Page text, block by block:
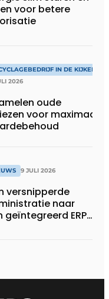
voor betere
IN DE KIJKER
2026
oude
voor maximaal
9 JULI 2026
versnipperde
naar
geïntegreerd ERP-